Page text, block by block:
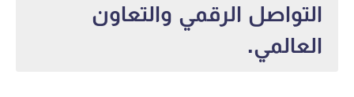
التواصل الرقمي والتعاون
العالمي.